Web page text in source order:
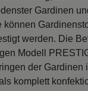
Gardinen
können
werden. Die
Modell
der Gardinen
komplett